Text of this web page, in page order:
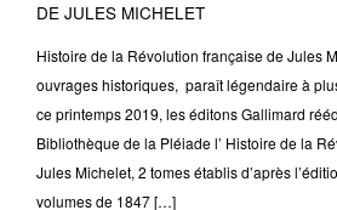
DE JULES MICHELET
Histoire de la Révolution française de Jules
ouvrages historiques, paraît légendaire à
ce printemps 2019, les éditons Gallimard
Bibliothèque de la Pléiade l’ Histoire de la
Jules Michelet, 2 tomes établis d’après
volumes de 1847 […]